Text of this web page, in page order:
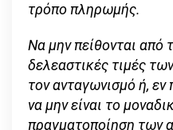
τρόπο πληρωμής.
Να μην πείθονται από
δελεαστικές τιμές
τον ανταγωνισμό ή,
να μην είναι το
πραγματοποίηση των